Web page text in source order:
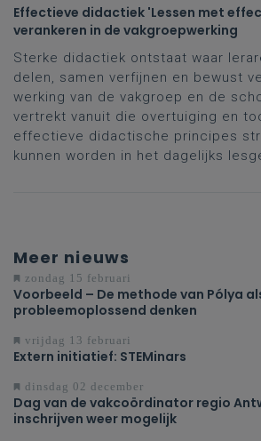
Effectieve didactiek 'Lessen met
verankeren in de vakgroepwerking
Sterke didactiek ontstaat waar
delen, samen verfijnen en bewust
werking van de vakgroep en de
vertrekt vanuit die overtuiging en
effectieve didactische principes
kunnen worden in het dagelijks
Meer nieuws
zondag 15 februari
Voorbeeld – De methode van Pólya
probleemoplossend denken
vrijdag 13 februari
Extern initiatief: STEMinars
dinsdag 02 december
Dag van de vakcoördinator regio
inschrijven weer mogelijk